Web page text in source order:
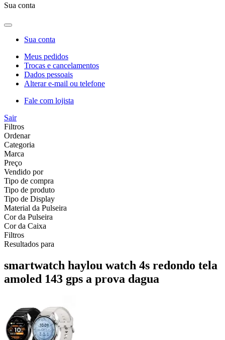
Sua conta
Sua conta
Meus pedidos
Trocas e cancelamentos
Dados pessoais
Alterar e-mail ou telefone
Fale com lojista
Sair
Filtros
Ordenar
Categoria
Marca
Preço
Vendido por
Tipo de compra
Tipo de produto
Tipo de Display
Material da Pulseira
Cor da Pulseira
Cor da Caixa
Filtros
Resultados para
smartwatch haylou watch 4s redondo tela
amoled 143 gps a prova dagua